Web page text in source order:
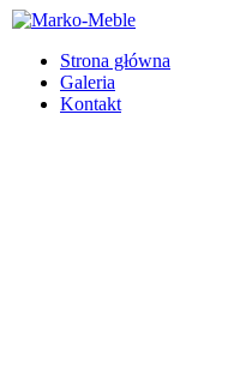
Strona główna
Galeria
Kontakt